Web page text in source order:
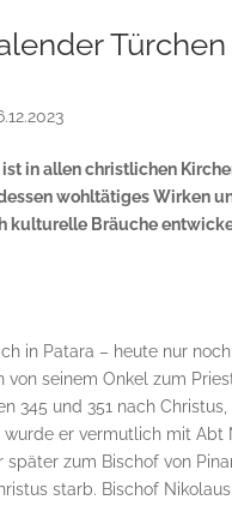
in allen christlichen
wohltätiges Wirken
kulturelle Bräuche
in Patara – heute nur
seinem Onkel zum
345 und 351 nach
er vermutlich mit Abt
zum Bischof von
starb. Bischof